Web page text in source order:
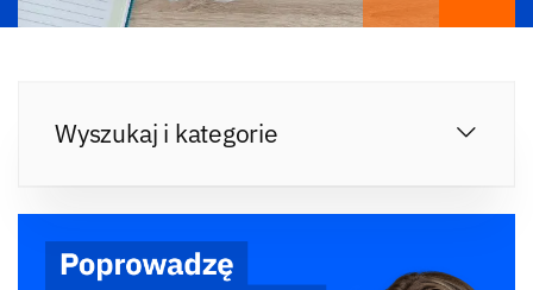
Wyszukaj i kategorie